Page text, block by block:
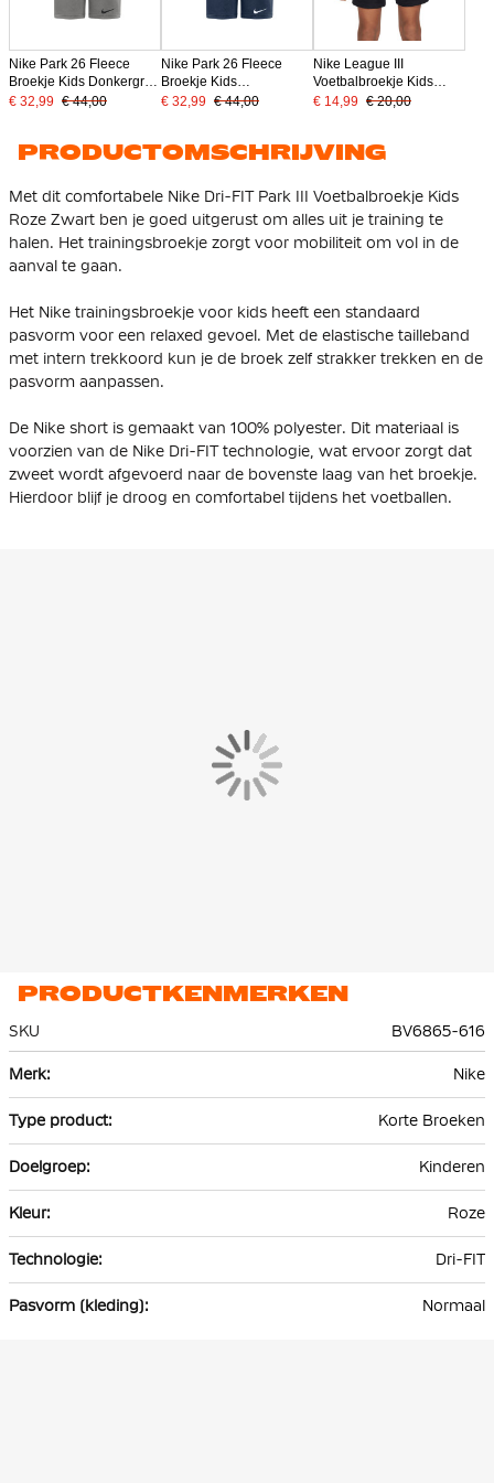
Nike Park 26 Fleece
Broekje Kids Donkergrijs
Zwart
€ 32,99 € 44,00
Nike Park 26 Fleece
Broekje Kids
Donkerblauw Wit
€ 32,99 € 44,00
Nike League III
Voetbalbroekje Kids
Zwart Wit
€ 14,99 € 20,00
PRODUCTOMSCHRIJVING
Met dit comfortabele Nike Dri-FIT Park III Voetbalbroekje Kids
Roze Zwart ben je goed uitgerust om alles uit je training te
halen. Het trainingsbroekje zorgt voor mobiliteit om vol in de
aanval te gaan.
Het Nike trainingsbroekje voor kids heeft een standaard
pasvorm voor een relaxed gevoel. Met de elastische tailleband
met intern trekkoord kun je de broek zelf strakker trekken en de
pasvorm aanpassen.
De Nike short is gemaakt van 100% polyester. Dit materiaal is
voorzien van de Nike Dri-FIT technologie, wat ervoor zorgt dat
zweet wordt afgevoerd naar de bovenste laag van het broekje.
Hierdoor blijf je droog en comfortabel tijdens het voetballen.
PRODUCTKENMERKEN
SKU
BV6865-616
informatie
Nike
Korte Broeken
Kinderen
Roze
Dri-FIT
Normaal